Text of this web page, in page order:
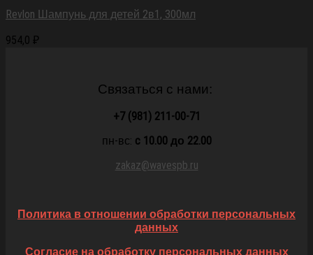
Revlon Шампунь для детей 2в1, 300мл
954,0 ₽
Связаться с нами:
+7 (981) 211-00-71
пн-вс: c 10.00 до 22.00
zakaz@wavespb.ru
Политика в отношении обработки персональных
данных
Согласие на обработку персональных данных